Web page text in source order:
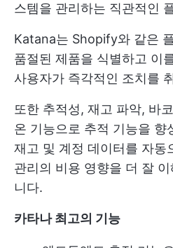
스템을 관리하는 직관적인
Katana는 Shopify와 같은
품절된 제품을 식별하고 이
사용자가 즉각적인 조치를
또한 추적성, 재고 파악, 바
온 기능으로 추적 기능을
재고 및 계정 데이터를 자동
관리의 비용 영향을 더 잘
니다.
카타나 최고의 기능